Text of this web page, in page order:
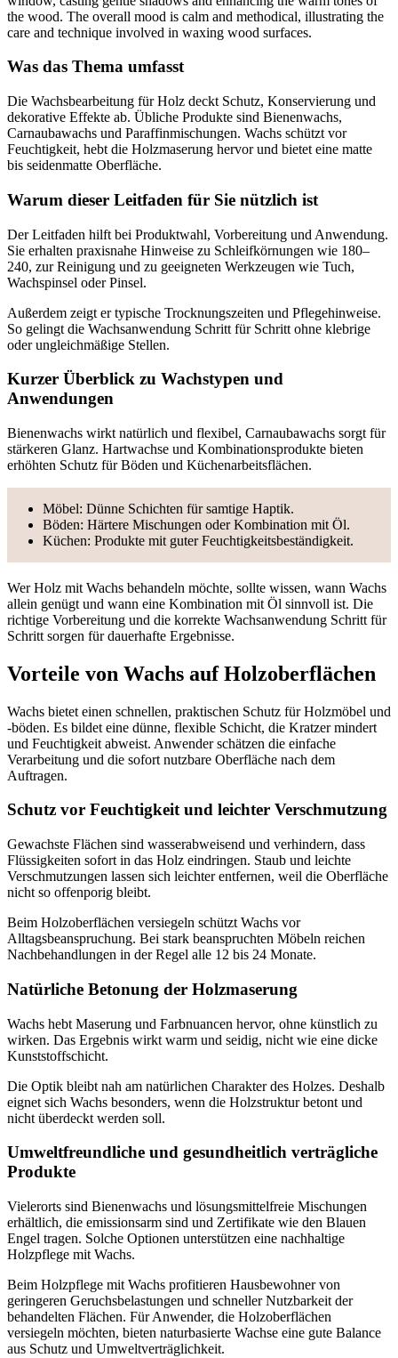
Was das Thema umfasst
Die Wachsbearbeitung für Holz deckt Schutz, Konservierung und
dekorative Effekte ab. Übliche Produkte sind Bienenwachs,
Carnaubawachs und Paraffinmischungen. Wachs schützt vor
Feuchtigkeit, hebt die Holzmaserung hervor und bietet eine matte
bis seidenmatte Oberfläche.
Warum dieser Leitfaden für Sie nützlich ist
Der Leitfaden hilft bei Produktwahl, Vorbereitung und Anwendung.
Sie erhalten praxisnahe Hinweise zu Schleifkörnungen wie 180–
240, zur Reinigung und zu geeigneten Werkzeugen wie Tuch,
Wachspinsel oder Pinsel.
Außerdem zeigt er typische Trocknungszeiten und Pflegehinweise.
So gelingt die Wachsanwendung Schritt für Schritt ohne klebrige
oder ungleichmäßige Stellen.
Kurzer Überblick zu Wachstypen und
Anwendungen
Bienenwachs wirkt natürlich und flexibel, Carnaubawachs sorgt für
stärkeren Glanz. Hartwachse und Kombinationsprodukte bieten
erhöhten Schutz für Böden und Küchenarbeitsflächen.
Möbel: Dünne Schichten für samtige Haptik.
Böden: Härtere Mischungen oder Kombination mit Öl.
Küchen: Produkte mit guter Feuchtigkeitsbeständigkeit.
Wer Holz mit Wachs behandeln möchte, sollte wissen, wann Wachs
allein genügt und wann eine Kombination mit Öl sinnvoll ist. Die
richtige Vorbereitung und die korrekte Wachsanwendung Schritt für
Schritt sorgen für dauerhafte Ergebnisse.
Vorteile von Wachs auf Holzoberflächen
Wachs bietet einen schnellen, praktischen Schutz für Holzmöbel und
-böden. Es bildet eine dünne, flexible Schicht, die Kratzer mindert
und Feuchtigkeit abweist. Anwender schätzen die einfache
Verarbeitung und die sofort nutzbare Oberfläche nach dem
Auftragen.
Schutz vor Feuchtigkeit und leichter Verschmutzung
Gewachste Flächen sind wasserabweisend und verhindern, dass
Flüssigkeiten sofort in das Holz eindringen. Staub und leichte
Verschmutzungen lassen sich leichter entfernen, weil die Oberfläche
nicht so offenporig bleibt.
Beim Holzoberflächen versiegeln schützt Wachs vor
Alltagsbeanspruchung. Bei stark beanspruchten Möbeln reichen
Nachbehandlungen in der Regel alle 12 bis 24 Monate.
Natürliche Betonung der Holzmaserung
Wachs hebt Maserung und Farbnuancen hervor, ohne künstlich zu
wirken. Das Ergebnis wirkt warm und seidig, nicht wie eine dicke
Kunststoffschicht.
Die Optik bleibt nah am natürlichen Charakter des Holzes. Deshalb
eignet sich Wachs besonders, wenn die Holzstruktur betont und
nicht überdeckt werden soll.
Umweltfreundliche und gesundheitlich verträgliche
Produkte
Vielerorts sind Bienenwachs und lösungsmittelfreie Mischungen
erhältlich, die emissionsarm sind und Zertifikate wie den Blauen
Engel tragen. Solche Optionen unterstützen eine nachhaltige
Holzpflege mit Wachs.
Beim Holzpflege mit Wachs profitieren Hausbewohner von
geringeren Geruchsbelastungen und schneller Nutzbarkeit der
behandelten Flächen. Für Anwender, die Holzoberflächen
versiegeln möchten, bieten naturbasierte Wachse eine gute Balance
aus Schutz und Umweltverträglichkeit.